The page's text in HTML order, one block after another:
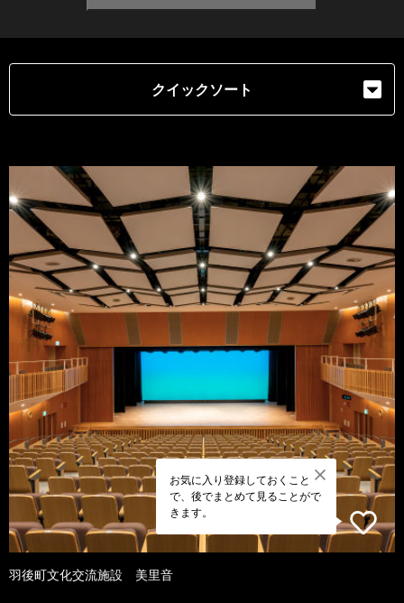
クイックソート
お気に入り登録しておくこと
で、後でまとめて見ることがで
きます。
羽後町文化交流施設 美里音